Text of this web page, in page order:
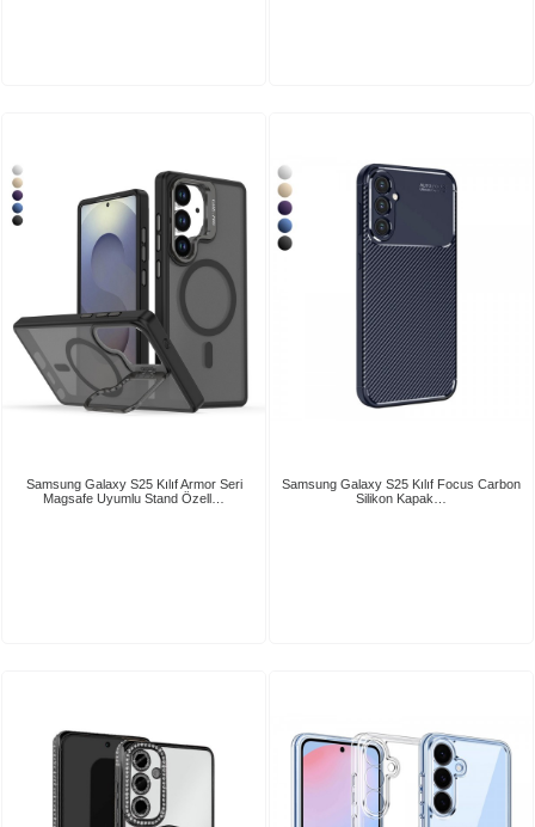
Samsung Galaxy S25 Kılıf Armor Seri
Magsafe Uyumlu Stand Özell…
Samsung Galaxy S25 Kılıf Focus Carbon
Silikon Kapak…